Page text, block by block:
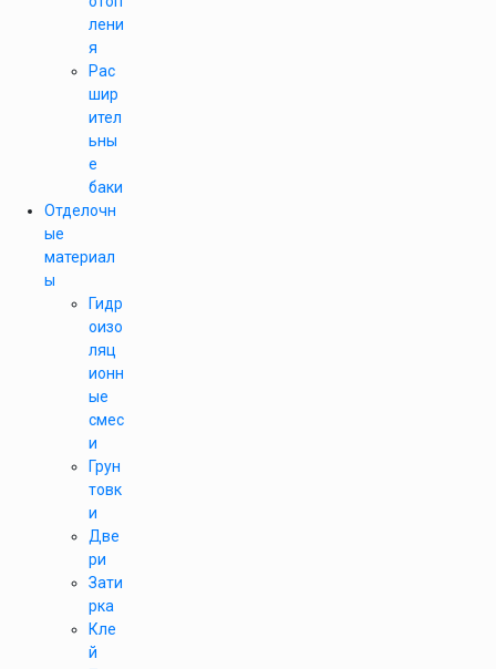
лени
я
Рас
шир
ител
ьны
е
баки
Отделочн
ые
материал
ы
Гидр
оизо
ляц
ионн
ые
смес
и
Грун
товк
и
Две
ри
Зати
рка
Кле
й